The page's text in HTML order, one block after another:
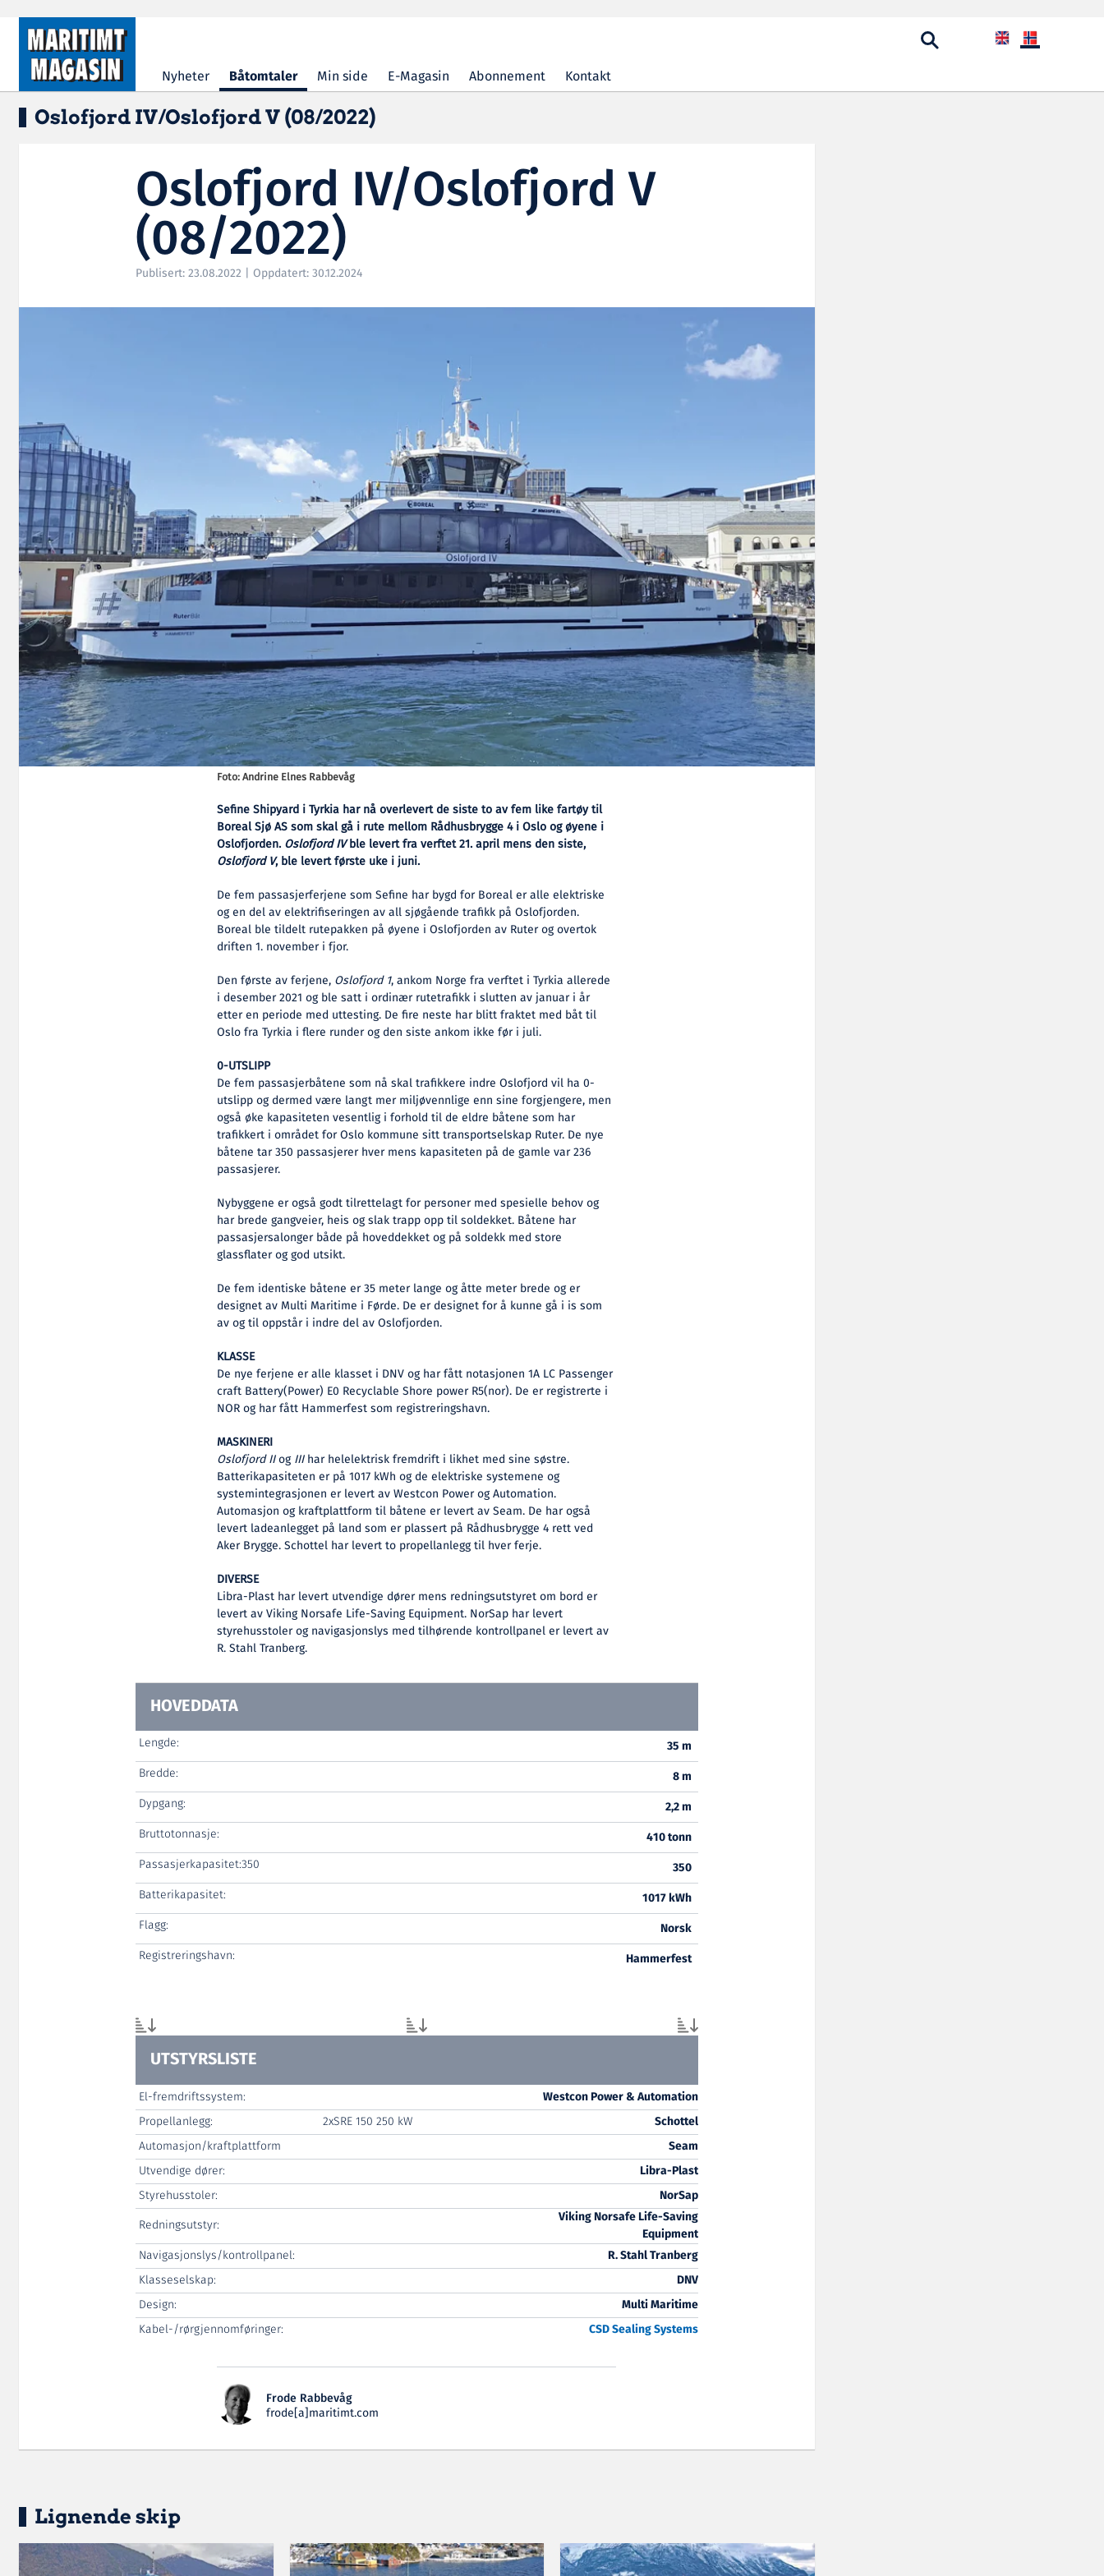
Hopp til hovedinnhold
Nyheter Båtomtaler Min side E-Magasin Abonnement Kontakt
Oslofjord IV/Oslofjord V (08/2022)
Oslofjord IV/Oslofjord V
(08/2022)
Publisert: 23.08.2022 | Oppdatert: 30.12.2024
Foto: Andrine Elnes Rabbevåg
Sefine Shipyard i Tyrkia har nå overlevert de siste to av fem like fartøy til
Boreal Sjø AS som skal gå i rute mellom Rådhusbrygge 4 i Oslo og øyene i
Oslofjorden. Oslofjord IVble levert fra verftet 21. april mens den siste,
Oslofjord V, ble levert første uke i juni.
De fem passasjerferjene som Sefine har bygd for Boreal er alle elektriske
og en del av elektrifiseringen av all sjøgående trafikk på Oslofjorden.
Boreal ble tildelt rutepakken på øyene i Oslofjorden av Ruter og overtok
driften 1. november i fjor.
Den første av ferjene, Oslofjord 1, ankom Norge fra verftet i Tyrkia allerede
i desember 2021 og ble satt i ordinær rutetrafikk i slutten av januar i år
etter en periode med uttesting. De fire neste har blitt fraktet med båt til
Oslo fra Tyrkia i flere runder og den siste ankom ikke før i juli.
0-UTSLIPP
De fem passasjerbåtene som nå skal trafikkere indre Oslofjord vil ha 0-
utslipp og dermed være langt mer miljøvennlige enn sine forgjengere, men
også øke kapasiteten vesentlig i forhold til de eldre båtene som har
trafikkert i området for Oslo kommune sitt transportselskap Ruter. De nye
båtene tar 350 passasjerer hver mens kapasiteten på de gamle var 236
passasjerer.
Nybyggene er også godt tilrettelagt for personer med spesielle behov og
har brede gangveier, heis og slak trapp opp til soldekket. Båtene har
passasjersalonger både på hoveddekket og på soldekk med store
glassflater og god utsikt.
De fem identiske båtene er 35 meter lange og åtte meter brede og er
designet av Multi Maritime i Førde. De er designet for å kunne gå i is som
av og til oppstår i indre del av Oslofjorden.
KLASSE
De nye ferjene er alle klasset i DNV og har fått notasjonen 1A LC Passenger
craft Battery(Power) E0 Recyclable Shore power R5(nor). De er registrerte i
NOR og har fått Hammerfest som registreringshavn.
MASKINERI
Oslofjord IIogIIIhar helelektrisk fremdrift i likhet med sine søstre.
Batterikapasiteten er på 1017 kWh og de elektriske systemene og
systemintegrasjonen er levert av Westcon Power og Automation.
Automasjon og kraftplattform til båtene er levert av Seam. De har også
levert ladeanlegget på land som er plassert på Rådhusbrygge 4 rett ved
Aker Brygge. Schottel har levert to propellanlegg til hver ferje.
DIVERSE
Libra-Plast har levert utvendige dører mens redningsutstyret om bord er
levert av Viking Norsafe Life-Saving Equipment. NorSap har levert
styrehusstoler og navigasjonslys med tilhørende kontrollpanel er levert av
R. Stahl Tranberg.
HOVEDDATA
Lengde:
35 m
Bredde:
8 m
Dypgang:
2,2 m
Bruttotonnasje:
410 tonn
Passasjerkapasitet:350
350
Batterikapasitet:
1017 kWh
Flagg:
Norsk
Registreringshavn:
Hammerfest
UTSTYRSLISTE
El-fremdriftssystem:
Westcon Power & Automation
Propellanlegg:
2xSRE 150 250 kW
Schottel
Automasjon/kraftplattform
Seam
Utvendige dører:
Libra-Plast
Styrehusstoler:
NorSap
Redningsutstyr:
Viking Norsafe Life-Saving
Equipment
Navigasjonslys/kontrollpanel:
R. Stahl Tranberg
Klasseselskap:
DNV
Design:
Multi Maritime
Kabel-/rørgjennomføringer:
CSDSealing Systems
Frode Rabbevåg
frode[a]maritimt.com
Lignende skip